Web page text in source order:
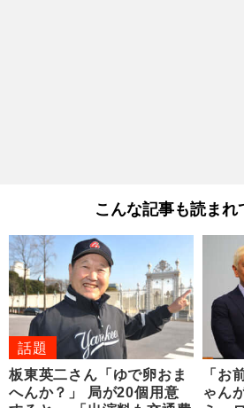
こんな記事も読まれ
話題
板東英二さん「ゆで卵おま
へんか？」 局が20個用意
「お
ゃん